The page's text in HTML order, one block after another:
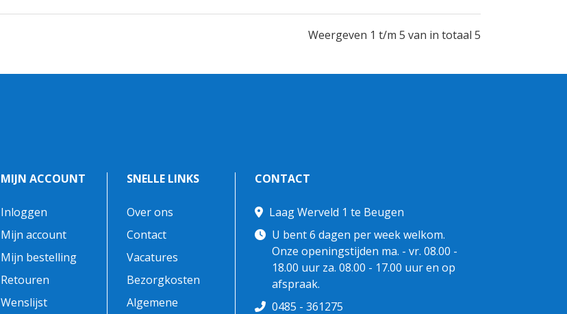
Weergeven 1 t/m 5 van in totaal 5
MIJN ACCOUNT
Inloggen
Mijn account
Mijn bestelling
Retouren
Wenslijst
SNELLE LINKS
Over ons
Contact
Vacatures
Bezorgkosten
Algemene
CONTACT
Laag Werveld 1 te Beugen
U bent 6 dagen per week welkom.
Onze openingstijden ma. - vr. 08.00 -
18.00 uur za. 08.00 - 17.00 uur en op
afspraak.
0485 - 361275